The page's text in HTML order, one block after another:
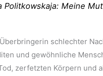
Politkowskaja: Meine
schlechter
und gewöhnliche
zerfetzten Körpern und